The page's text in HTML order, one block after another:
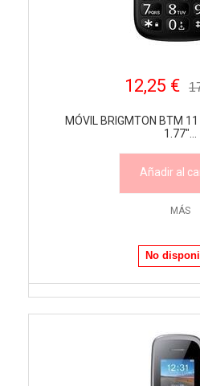
12,25 €
MÓVIL BRIGMTON BTM
1.77"...
Añadir al
MÁS
No